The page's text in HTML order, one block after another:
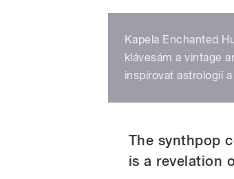
Kapela Enchanted
klávesám a vintage
inspirovat astrologií
The synthpop
is a revelation